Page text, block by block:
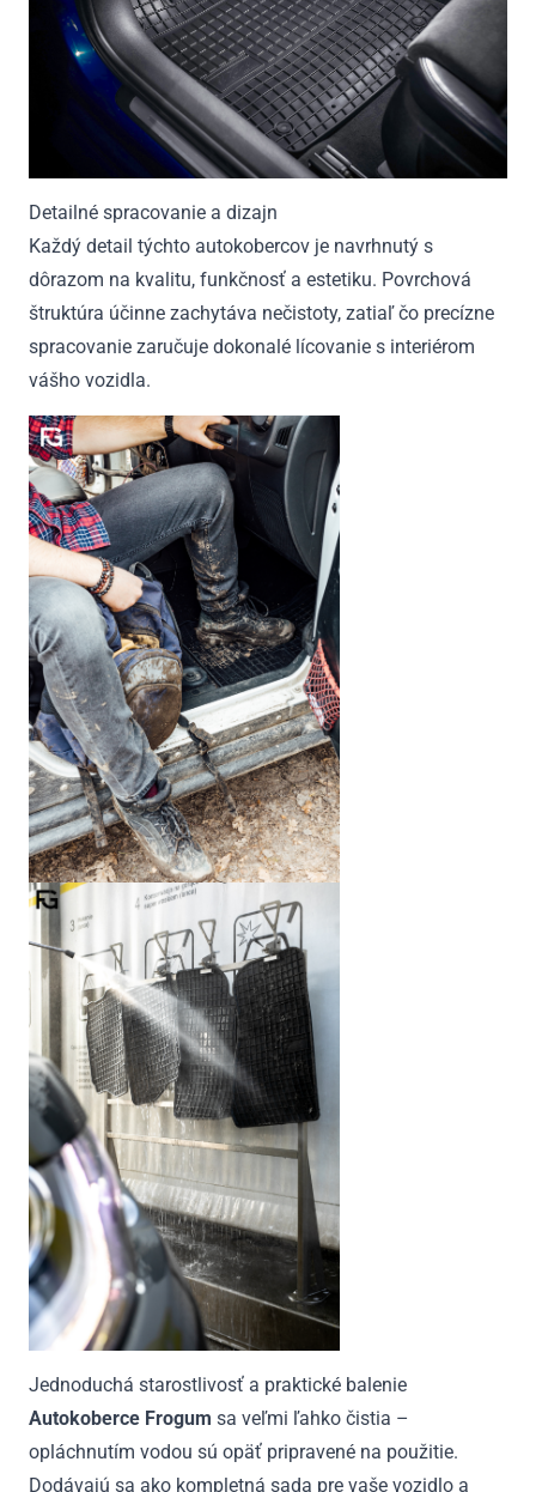
Detailné spracovanie a dizajn
Každý detail týchto autokobercov je navrhnutý s
dôrazom na kvalitu, funkčnosť a estetiku. Povrchová
štruktúra účinne zachytáva nečistoty, zatiaľ čo precízne
spracovanie zaručuje dokonalé lícovanie s interiérom
vášho vozidla.
Jednoduchá starostlivosť a praktické balenie
Autokoberce Frogum sa veľmi ľahko čistia –
opláchnutím vodou sú opäť pripravené na použitie.
Dodávajú sa ako kompletná sada pre vaše vozidlo a